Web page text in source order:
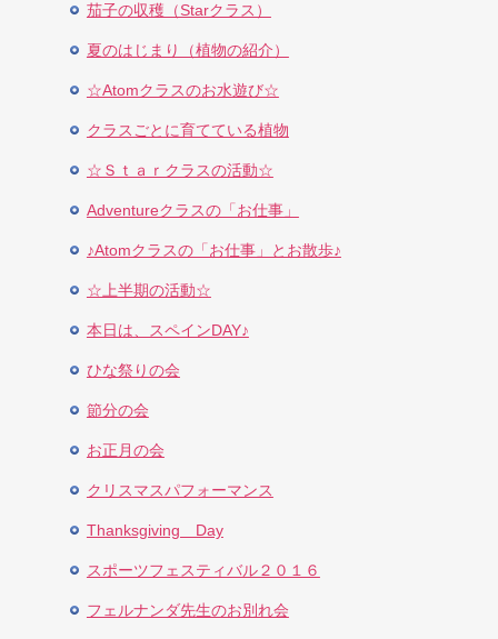
茄子の収穫（Starクラス）
夏のはじまり（植物の紹介）
☆Atomクラスのお水遊び☆
クラスごとに育てている植物
☆Ｓｔａｒクラスの活動☆
Adventureクラスの「お仕事」
♪Atomクラスの「お仕事」とお散歩♪
☆上半期の活動☆
本日は、スペインDAY♪
ひな祭りの会
節分の会
お正月の会
クリスマスパフォーマンス
Thanksgiving Day
スポーツフェスティバル２０１６
フェルナンダ先生のお別れ会